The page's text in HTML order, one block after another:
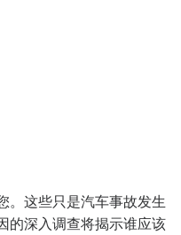
。这些只是汽车事故发生
的深入调查将揭示谁应该